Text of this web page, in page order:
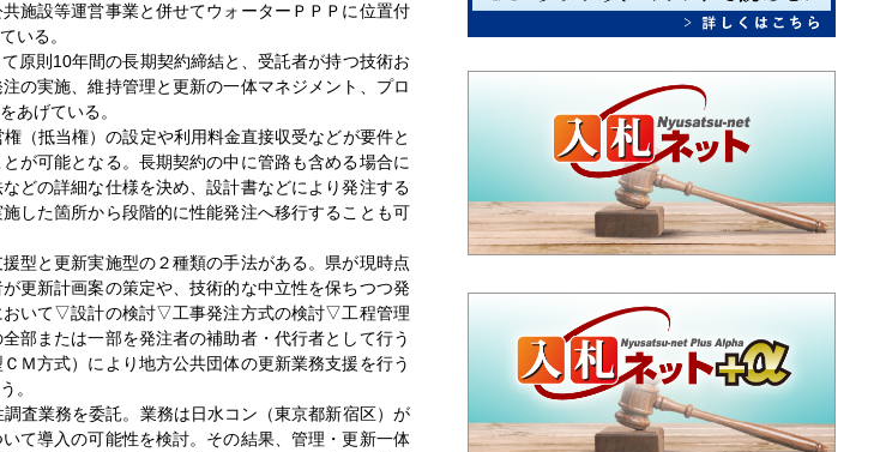
施設等運営事業と併せてウォーターＰＰＰに位置付
いる。
原則10年間の長期契約締結と、受託者が持つ技術お
の実施、維持管理と更新の一体マネジメント、プロ
あげている。
（抵当権）の設定や利用料金直接収受などが要件と
が可能となる。長期契約の中に管路も含める場合に
どの詳細な仕様を決め、設計書などにより発注する
した箇所から段階的に性能発注へ移行することも可
型と更新実施型の２種類の手法がある。県が現時点
更新計画案の策定や、技術的な中立性を保ちつつ発
おいて▽設計の検討▽工事発注方式の検討▽工程管理
部または一部を発注者の補助者・代行者として行う
Ｍ方式）により地方公共団体の更新業務支援を行う
。
査業務を委託。業務は日水コン（東京都新宿区）が
て導入の可能性を検討。その結果、管理・更新一体